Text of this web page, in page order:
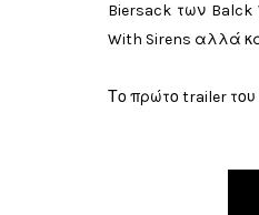
Biersack των Balck
With Sirens αλλά
Το πρώτο trailer του